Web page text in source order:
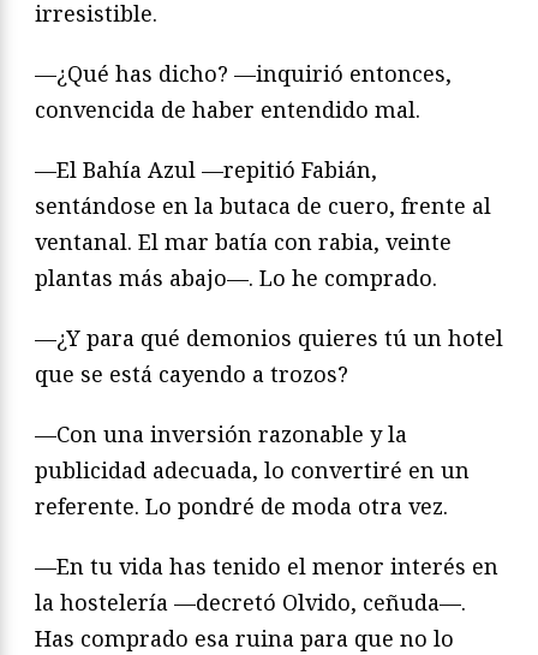
irresistible.
—¿Qué has dicho? —inquirió entonces,
convencida de haber entendido mal.
—El Bahía Azul —repitió Fabián,
sentándose en la butaca de cuero, frente al
ventanal. El mar batía con rabia, veinte
plantas más abajo—. Lo he comprado.
—¿Y para qué demonios quieres tú un hotel
que se está cayendo a trozos?
—Con una inversión razonable y la
publicidad adecuada, lo convertiré en un
referente. Lo pondré de moda otra vez.
—En tu vida has tenido el menor interés en
la hostelería —decretó Olvido, ceñuda—.
Has comprado esa ruina para que no lo